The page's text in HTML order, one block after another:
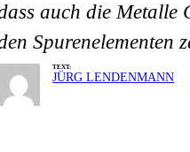
auch die Metalle
Spurenelementen
TEXT:
JÜRG LENDENMANN